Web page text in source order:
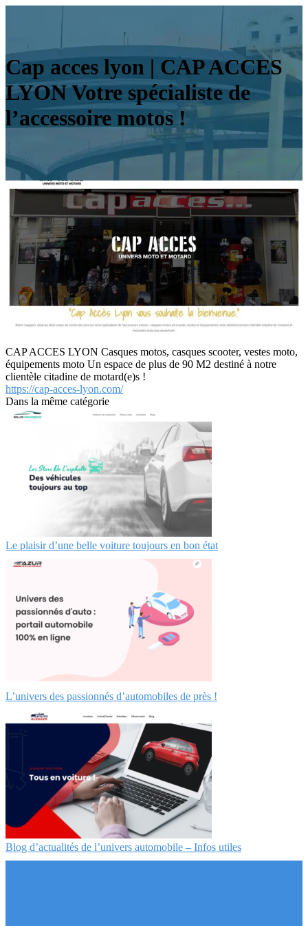
Cap acces lyon | CAP ACCES
LYON Votre spécialiste de
l’accessoire motos !
CAP ACCES LYON Casques motos, casques scooter, vestes moto,
équipements moto Un espace de plus de 90 M2 destiné à notre
clientèle citadine de motard(e)s !
https://cap-acces-lyon.com/
Dans la même catégorie
Le plaisir d’une belle voiture toujours en bon état
L’univers des passionnés d’automobiles de près !
Blog d’actualités de l’univers automobile – Infos utiles